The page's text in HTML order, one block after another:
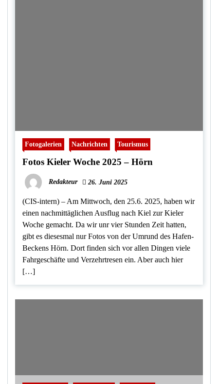
Fotogalerien Nachrichten Tourismus
Fotos Kieler Woche 2025 – Hörn
Redakteur 26. Juni 2025
(CIS-intern) – Am Mittwoch, den 25.6. 2025, haben wir
einen nachmittäglichen Ausflug nach Kiel zur Kieler
Woche gemacht. Da wir unr vier Stunden Zeit hatten,
gibt es diesesmal nur Fotos von der Umrund des Hafen-
Beckens Hörn. Dort finden sich vor allen Dingen viele
Fahrgeschäfte und Verzehrtresen ein. Aber auch hier
[…]